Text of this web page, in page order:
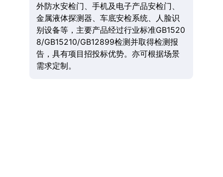
外防水安检门、手机及电子产品安检门、
金属液体探测器、车底安检系统、人脸识
别设备等，主要产品经过行业标准GB1520
8/GB15210/GB12899检测并取得检测报
告，具有项目招投标优势。亦可根据场景
需求定制。